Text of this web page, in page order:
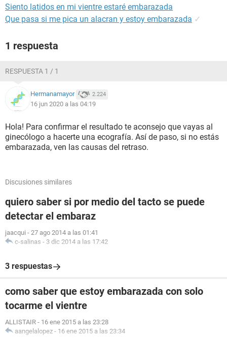
Siento latidos en mi vientre estaré embarazada
Que pasa si me pica un alacran y estoy embarazada ✓
1 respuesta
RESPUESTA 1 / 1
Hermanamayor 2.224
16 jun 2020 a las 04:19
Hola! Para confirmar el resultado te aconsejo que vayas al
ginecólogo a hacerte una ecografía. Así de paso, si no estás
embarazada, ven las causas del retraso.
Discusiones similares
quiero saber si por medio del tacto se puede
detectar el embaraz
jaacqui - 27 ago 2014 a las 01:41
c-salinas - 3 dic 2014 a las 17:42
3 respuestas
como saber que estoy embarazada con solo
tocarme el vientre
ALLISTAIR - 16 ene 2015 a las 23:28
aangelalopez - 16 ene 2015 a las 23:34